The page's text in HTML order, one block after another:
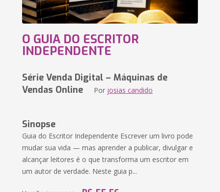
O GUIA DO ESCRITOR
INDEPENDENTE
Série Venda Digital – Máquinas de
Vendas Online Por josias candido
Sinopse
Guia do Escritor Independente Escrever um livro pode
mudar sua vida — mas aprender a publicar, divulgar e
alcançar leitores é o que transforma um escritor em
um autor de verdade. Neste guia p...